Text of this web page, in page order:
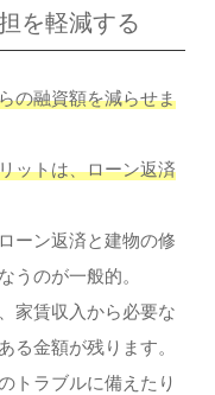
を軽減する
の融資額を減らせま
ットは、ローン返済
ーン返済と建物の修
うのが一般的。
家賃収入から必要な
る金額が残ります。
トラブルに備えたり